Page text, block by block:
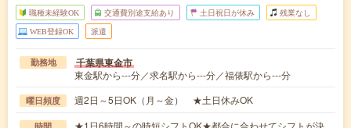
職種未経験OK 交通費別途支給あり 土日祝日が休み 残業なし
WEB登録OK 派遣
勤務地 千葉県東金市
東金駅から---分／求名駅から---分／福俵駅から---分
曜日頻度 週2日～5日OK（月～金） ★土日休みOK